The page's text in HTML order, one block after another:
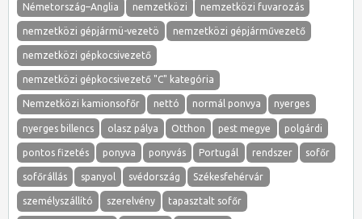
Németország–Anglia nemzetközi nemzetközi fuvarozás
nemzetközi gépjármü-vezetö nemzetközi gépjárművezető
nemzetközi gépkocsivezető
nemzetközi gépkocsivezető "C" kategória
Nemzetközi kamionsofőr nettó normál ponvya nyerges
nyerges billencs olasz pálya Otthon pest megye polgárdi
pontos fizetés ponyva ponyvás Portugál rendszer sofőr
sofőrállás spanyol svédország Székesfehérvár
személyszállító szerelvény tapasztalt sofőr